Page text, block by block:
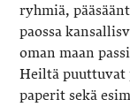
ryhmiä,
paossa
oman maan
Heiltä puuttuvat
paperit sekä